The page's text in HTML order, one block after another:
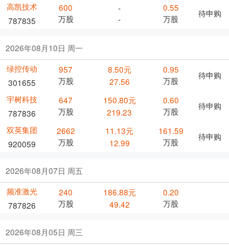
高凯技术
787835
600
万股
-
-
0.55
万股
待申购
2026年08月10日 周一
绿控传动
301655
957
万股
8.50元
27.56
0.95
万股
待申购
宇树科技
787836
647
万股
150.80元
219.23
0.60
万股
待申购
双英集团
920059
2662
万股
11.13元
12.99
161.59
万股
待申购
2026年08月07日 周五
频准激光
787826
240
万股
186.88元
49.42
0.20
万股
2026年08月05日 周三